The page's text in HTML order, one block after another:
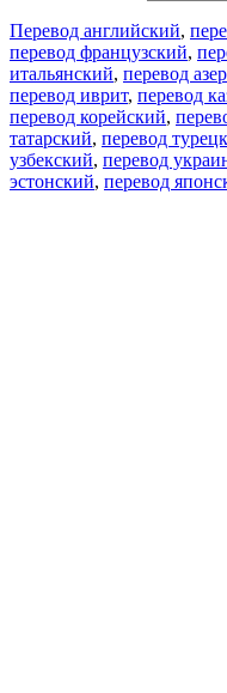
Перевод английский,
перевод французский,
итальянский, перевод
перевод иврит, перевод
перевод корейский,
татарский, перевод
узбекский, перевод
эстонский, перевод